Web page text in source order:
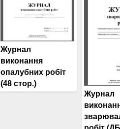
Журнал
виконання
опалубних робіт
(48 стор.)
Журнал